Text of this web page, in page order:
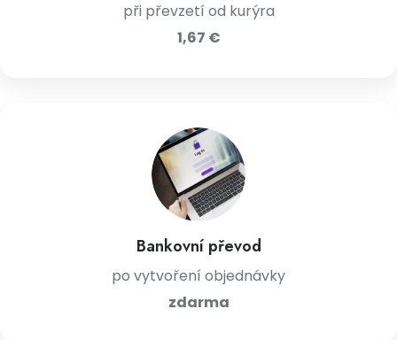
při převzetí od kurýra
1,67 €
Bankovní převod
po vytvoření objednávky
zdarma